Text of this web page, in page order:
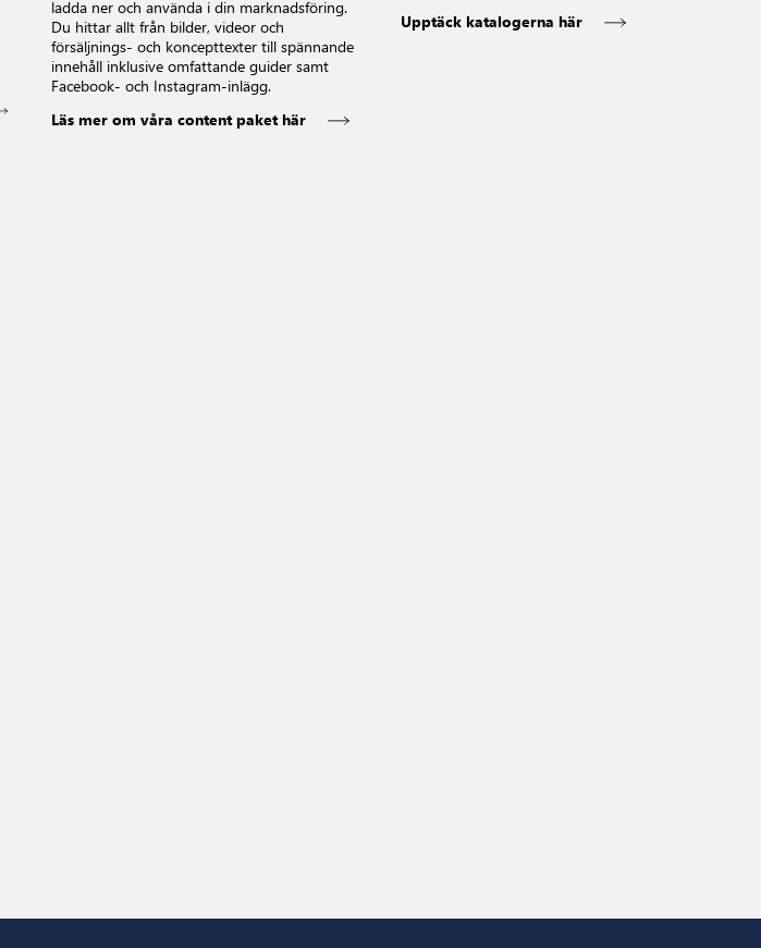
ladda ner och använda i din marknadsföring.
Du hittar allt från bilder, videor och
försäljnings- och koncepttexter till spännande
innehåll inklusive omfattande guider samt
Facebook- och Instagram-inlägg.
Läs mer om våra content paket här
Upptäck katalogerna här